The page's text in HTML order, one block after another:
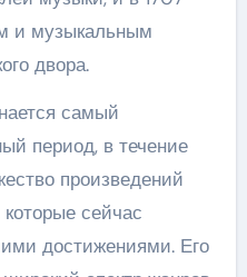
и музыкальным
двора.
самый
период, в течение
произведений
сейчас
достижениями. Его